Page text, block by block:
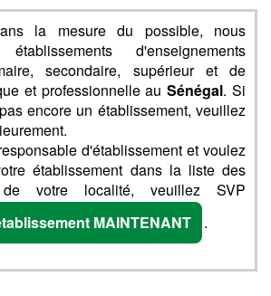
la mesure du possible, nous
d'enseignements
secondaire, supérieur et de
et professionnelle auSénégal. Si
encore un établissement, veuillez
d'établissement et voulez
établissement dans la liste des
de votre localité, veuillez SVP
MAINTENANT
.